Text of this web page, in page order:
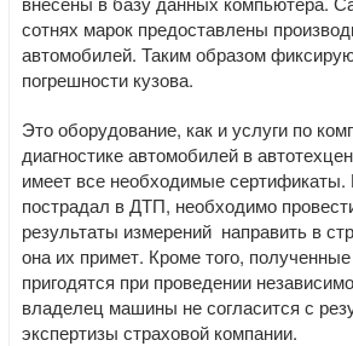
сотнях марок предоставлены
автомобилей. Таким образом
погрешности кузова.
Это оборудование, как и услуги по
диагностике автомобилей в
имеет все необходимые
пострадал в ДТП, необходимо
результаты измерений направить в
она их примет. Кроме того,
пригодятся при проведении
владелец машины не согласится с
экспертизы страховой компании.